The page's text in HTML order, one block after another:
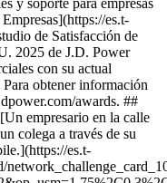
y soporte para empresas
es.t-
de Satisfacción de
2025 de J.D. Power​​​​​​​
con su actual
obtener información
awards. ##
empresario en la calle
colega a través de su
es.t-